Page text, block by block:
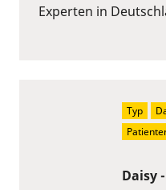
Experten in
Daisy
Typ